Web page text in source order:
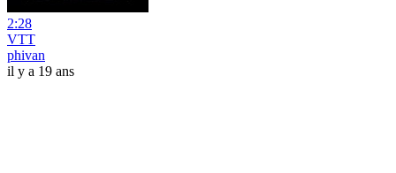
2:28
VTT
phivan
il y a 19 ans